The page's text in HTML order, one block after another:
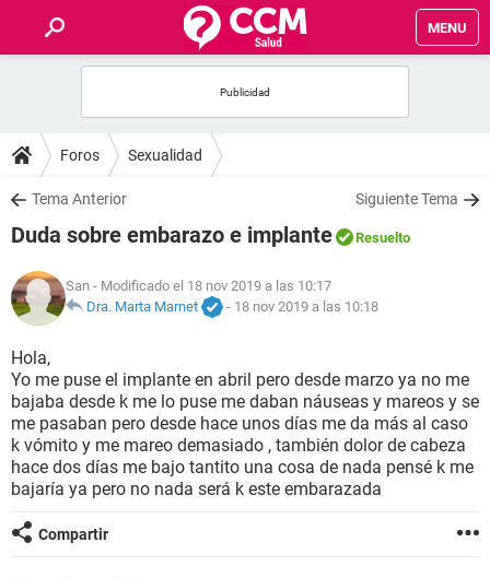
MENU
FOROS
SALUD
NUTRICIÓN
BIENESTAR
SEXUALIDAD
GLOSARIO
Foros Sexualidad
Tema Anterior Siguiente Tema
Duda sobre embarazo e implante Resuelto
San - Modificado el 18 nov 2019 a las 10:17
Dra. Marta Marnet
- 18 nov 2019 a las 10:18
Hola,
Yo me puse el implante en abril pero desde marzo ya no me
bajaba desde k me lo puse me daban náuseas y mareos y se
me pasaban pero desde hace unos días me da más al caso
k vómito y me mareo demasiado , también dolor de cabeza
hace dos días me bajo tantito una cosa de nada pensé k me
bajaría ya pero no nada será k este embarazada
Compartir